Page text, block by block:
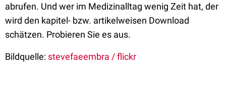
abrufen. Und wer im Medizinalltag wenig Zeit hat, der
wird den kapitel- bzw. artikelweisen Download
schätzen. Probieren Sie es aus.
Bildquelle: stevefaeembra / flickr